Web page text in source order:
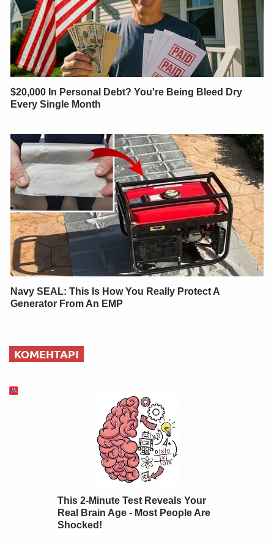
$20,000 In Personal Debt? You're Being Bleed Dry
Every Single Month
Navy SEAL: This Is How You Really Protect A
Generator From An EMP
КОМЕНТАРІ